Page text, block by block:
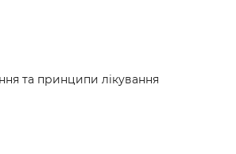
та принципи лікування